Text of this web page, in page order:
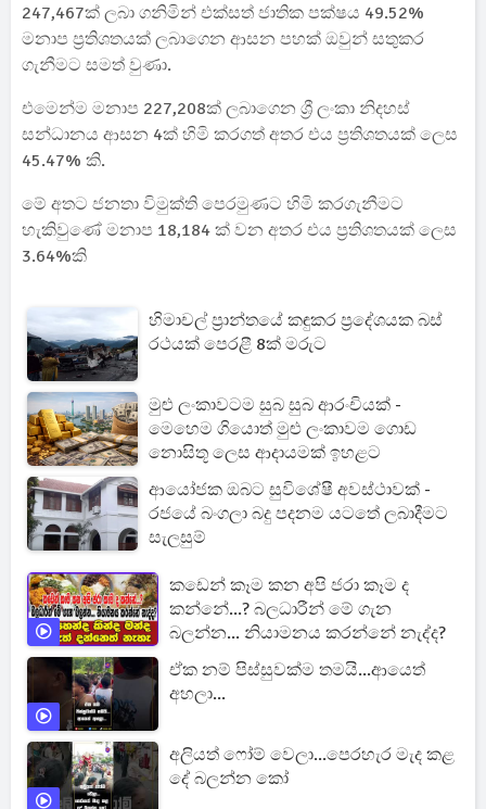
247,467ක් ලබා ගනිමින් එක්සත් ජාතික පක්ෂය 49.52%
මනාප ප්‍රතිශතයක් ලබාගෙන ආසන පහක් ඔවුන් සතුකර
ගැනීමට සමත් වුණා.
එමෙන්ම මනාප 227,208ක් ලබාගෙන ශ්‍රී ලංකා නිදහස්
සන්ධානය ආසන 4ක් හිමි කරගත් අතර එය ප්‍රතිශතයක් ලෙස
45.47% කි.
මේ අතට ජනතා විමුක්ති පෙරමුණට හිමි කරගැනීමට
හැකිවුණේ මනාප 18,184 ක් වන අතර එය ප්‍රතිශතයක් ලෙස
3.64%කි
හිමාචල් ප්‍රාන්තයේ කඳුකර ප්‍රදේශයක බස්
රථයක් පෙරළී 8ක් මරුට
මුළු ලංකාවටම සුබ සුබ ආරංචියක් -
මෙහෙම ගියොත් මුළු ලංකාවම ගොඩ
නොසිතූ ලෙස ආදායමක් ඉහළට
ආයෝජක ඔබට සුවිශේෂී අවස්ථාවක් -
රජයේ බංගලා බදු පදනම යටතේ ලබාදීමට
සැලසුම්
කඩෙන් කෑම කන අපි ජරා කෑම ද
කන්නේ...? බලධාරීන් මේ ගැන
බලන්න... නියාමනය කරන්නේ නැද්ද?
ඒක නම් පිස්සුවක්ම තමයි...ආයෙත්
අහලා...
අලියත් ෆෝම් වෙලා...පෙරහැර මැද කළ
දේ බලන්න කෝ